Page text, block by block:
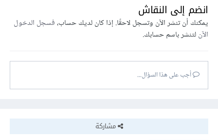
انضم إلى النقاش
يمكنك أن تنشر الآن وتسجل لاحقًا. إذا كان لديك حساب،فسجل الدخول
الآنلتنشر باسم حسابك.
أجب على هذا السؤال...
مشاركة